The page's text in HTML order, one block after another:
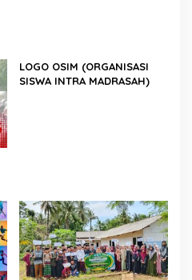
LOGO OSIM (ORGANISASI
SISWA INTRA MADRASAH)